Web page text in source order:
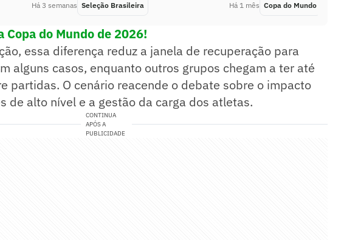
Há 3 semanas Seleção Brasileira Há 1 mês Copa do Mundo
Copa do Mundo de 2026!
essa diferença reduz a janela de recuperação para
alguns casos, enquanto outros grupos chegam a ter até
partidas. O cenário reacende o debate sobre o impacto
de alto nível e a gestão da carga dos atletas.
CONTINUA
APÓS A
PUBLICIDADE